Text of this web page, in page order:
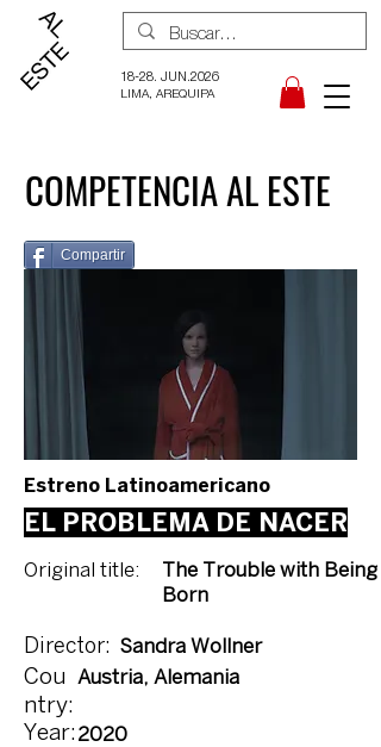
18-28. JUN.2026
LIMA, AREQUIPA
COMPETENCIA AL ESTE
Compartir
Estreno Latinoamericano
EL PROBLEMA DE NACER
Original title:
The Trouble with Being
Born
Director: Sandra Wollner
Cou
ntry:
Year:
Austria, Alemania
2020